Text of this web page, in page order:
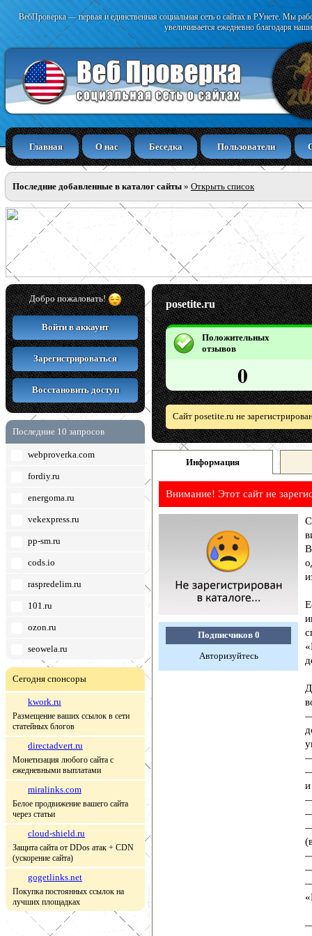
ВебПроверка — первая и единственная социальная сеть о сайтах в РУнете. Мы
увеличивается ежедневно благодаря
Главная О нас Беседка Пользователи
Последние добавленные в каталог сайты » Открыть список
Добро пожаловать!
Войти в аккаунт
Зарегистрироваться
Восстановить доступ
Последние 10 запросов
webproverka.com
fordiy.ru
energoma.ru
vekexpress.ru
pp-sm.ru
cods.io
raspredelim.ru
101.ru
ozon.ru
seowela.ru
Сегодня спонсоры
kwork.ru
Размещение ваших ссылок в сети
статейных блогов
directadvert.ru
Монетизация любого сайта с
ежедневными выплатами
miralinks.com
Белое продвижение вашего сайта
через статьи
cloud-shield.ru
Защита сайта от DDos атак + CDN
(ускорение сайта)
gogetlinks.net
Покупка постоянных ссылок на
лучших площадках
posetite.ru
Положительных
отзывов
0
Сайт posetite.ru не
Информация
Внимание! Этот сайт не
Подписчиков 0
Авторизуйтесь